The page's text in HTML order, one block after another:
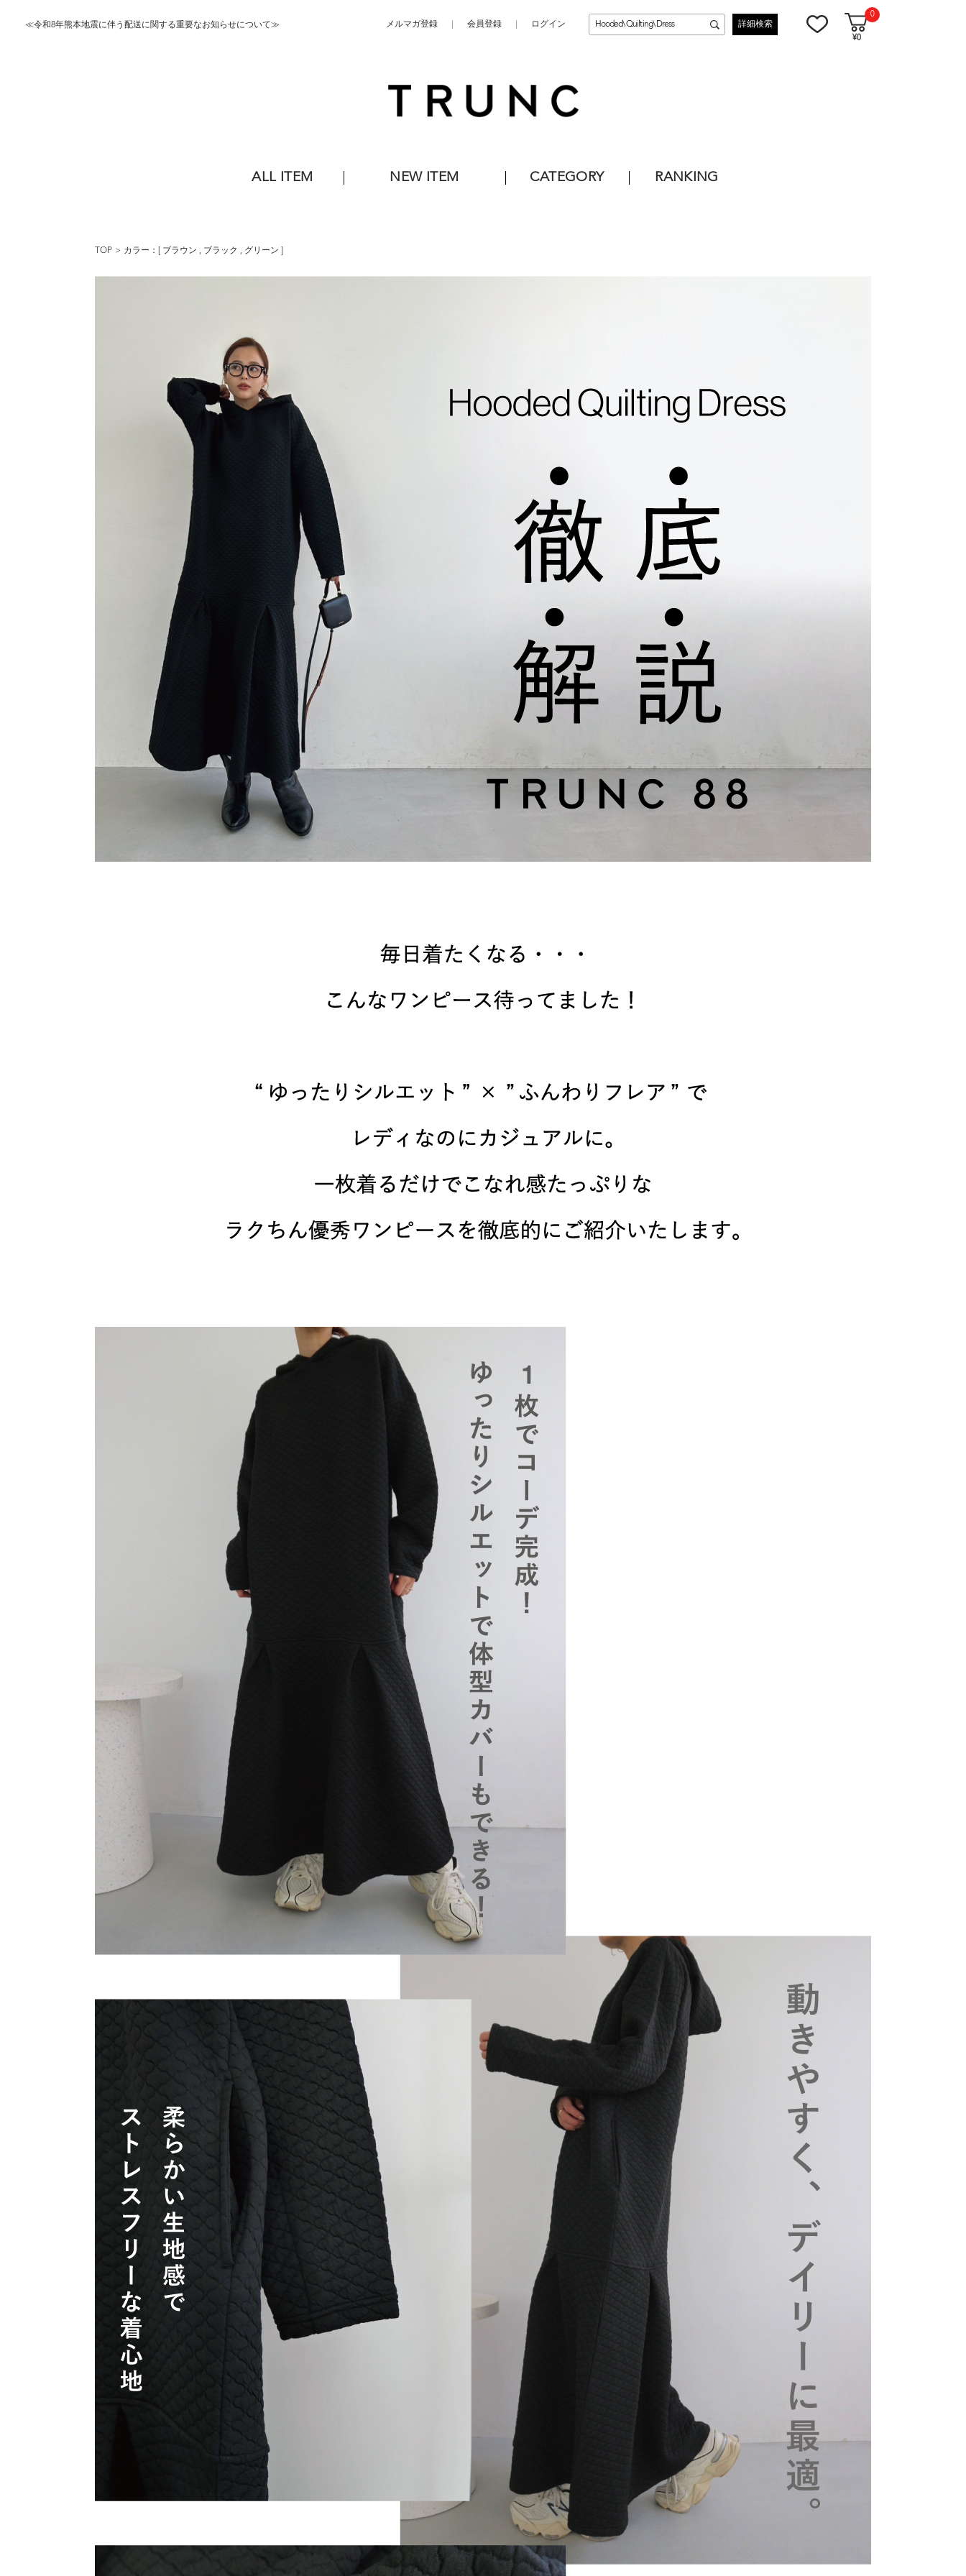
≪令和8年熊本地震に伴う配送に関する重要なお知らせについて≫ メルマガ登録 会員登録 ログイン 詳細検索
0
¥0
ALL ITEM NEW ITEM CATEGORY RANKING
TOP カラー：[ ブラウン , ブラック , グリーン